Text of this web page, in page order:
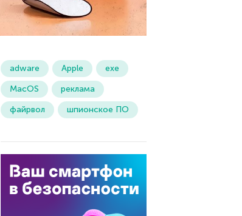
adware Apple
exe
MacOS
реклама
файрвол
шпионское ПО